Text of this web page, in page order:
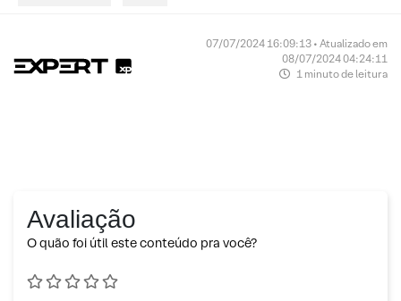
07/07/2024 16:09:13 • Atualizado em
08/07/2024 04:24:11
1 minuto de leitura
Avaliação
O quão foi útil este conteúdo pra você?